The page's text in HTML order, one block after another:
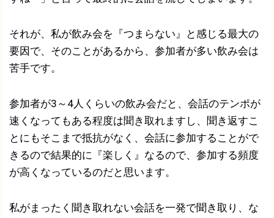
それが、私が飲み会を『つまらない』と感じる最大の
要因で、そのことがあるから、参加者が多い飲み会は
苦手です。
参加者が3～4人くらいの飲み会だと、会話のテンポが
速くなってもある程度は聞き取れますし、聞き返すこ
とにもそこまで抵抗がなく、会話に参加することがで
きるので結果的に『楽しく』なるので、参加する頻度
が高くなっているのだと思います。
私がまったく聞き取れない会話を一発で聞き取り、な